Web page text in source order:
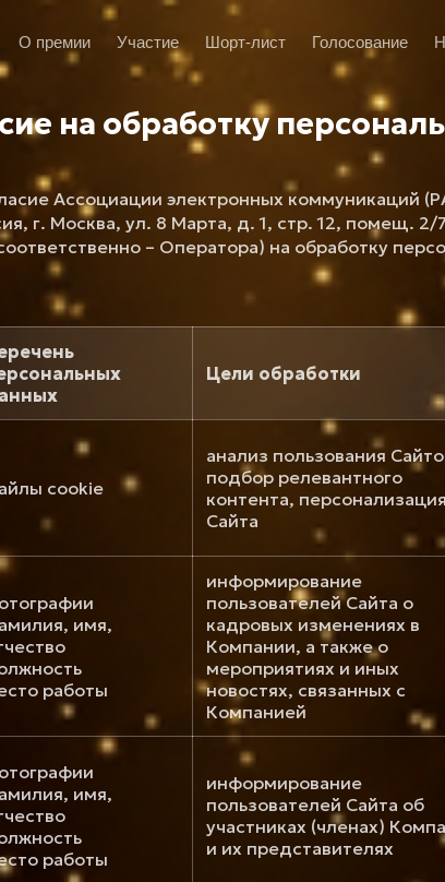
О премии Участие Шорт-лист Голосование
на обработку
Ассоциации электронных коммуникаций
г. Москва, ул. 8 Марта, д. 1, стр. 12, помещ. 2/
– Оператора) на обработку
Цели обработки
cookie
анализ пользования
подбор релевантного
контента, персонализация
Сайта
имя,
работы
информирование
пользователей Сайта о
кадровых изменениях в
Компании, а также о
мероприятиях и иных
новостях, связанных с
Компанией
имя,
работы
информирование
пользователей Сайта об
участниках (членах)
и их представителях